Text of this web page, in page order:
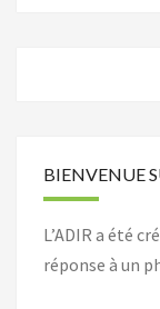
BIENVENUE
L’ADIR a été
réponse à un